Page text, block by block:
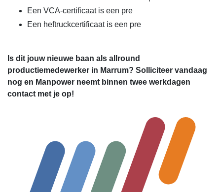
Een VCA-certificaat is een pre
Een heftruckcertificaat is een pre
Is dit jouw nieuwe baan als allround
productiemedewerker in Marrum? Solliciteer vandaag
nog en Manpower neemt binnen twee werkdagen
contact met je op!